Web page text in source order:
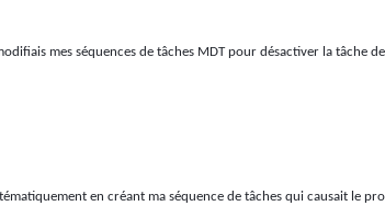
mes séquences de tâches MDT pour désactiver la tâche de
en créant ma séquence de tâches qui causait le